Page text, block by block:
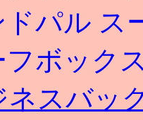
ドパル ス
フボック
ネスバッ